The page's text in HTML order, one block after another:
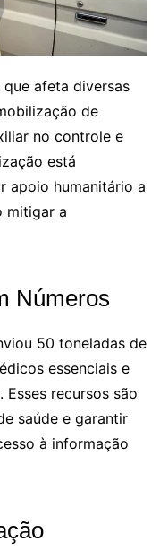
afeta diversas
de
no controle e
está
apoio humanitário a
mitigar a
Números
50 toneladas de
essenciais e
recursos são
saúde e garantir
à informação